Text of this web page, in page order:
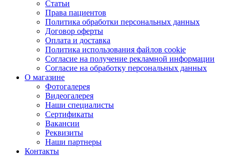
Статьи
Права пациентов
Политика обработки персональных данных
Договор оферты
Оплата и доставка
Политика использования файлов cookie
Согласие на получение рекламной информации
Согласие на обработку персональных данных
О магазине
Фотогалерея
Видеогалерея
Наши специалисты
Сертификаты
Вакансии
Реквизиты
Наши партнеры
Контакты